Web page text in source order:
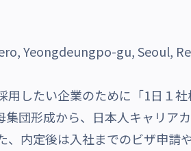
Yeongdeungpo-gu, Seoul,
用したい企業のために「1日１
集団形成から、日本人キャリ
、内定後は入社までのビザ申